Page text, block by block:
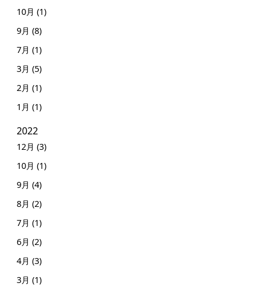
10月 (1)
9月 (8)
7月 (1)
3月 (5)
2月 (1)
1月 (1)
2022
12月 (3)
10月 (1)
9月 (4)
8月 (2)
7月 (1)
6月 (2)
4月 (3)
3月 (1)